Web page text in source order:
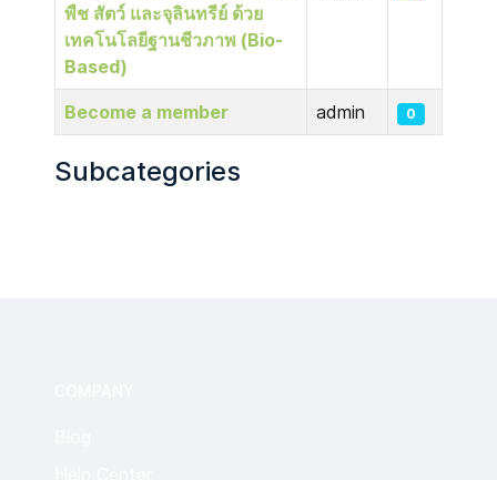
พืช สัตว์ และจุลินทรีย์ ด้วย
เทคโนโลยีฐานชีวภาพ (Bio-
Based)
Become a member admin 0
Subcategories